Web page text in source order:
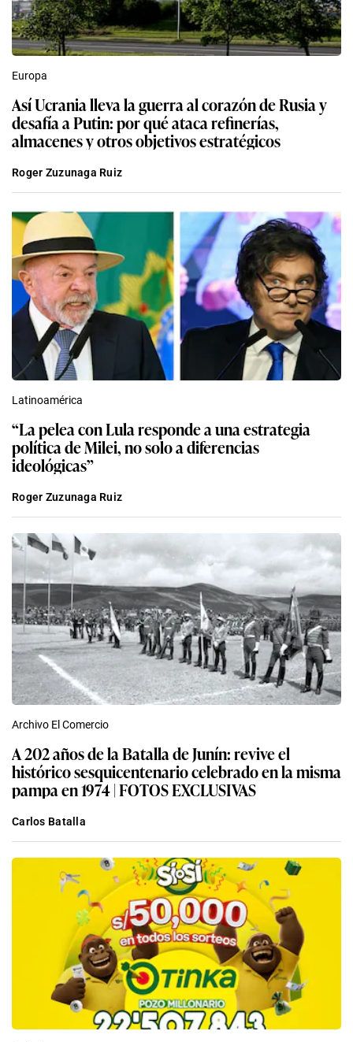
Europa
Así Ucrania lleva la guerra al corazón de Rusia y
desafía a Putin: por qué ataca refinerías,
almacenes y otros objetivos estratégicos
Roger Zuzunaga Ruiz
Latinoamérica
“La pelea con Lula responde a una estrategia
política de Milei, no solo a diferencias
ideológicas”
Roger Zuzunaga Ruiz
Archivo El Comercio
A 202 años de la Batalla de Junín: revive el
histórico sesquicentenario celebrado en la misma
pampa en 1974 | FOTOS EXCLUSIVAS
Carlos Batalla